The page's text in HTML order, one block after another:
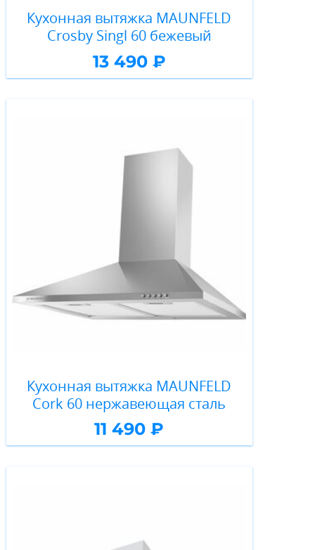
Кухонная вытяжка MAUNFELD
Crosby Singl 60 бежевый
13 490 ₽
Кухонная вытяжка MAUNFELD
Cork 60 нержавеющая сталь
11 490 ₽